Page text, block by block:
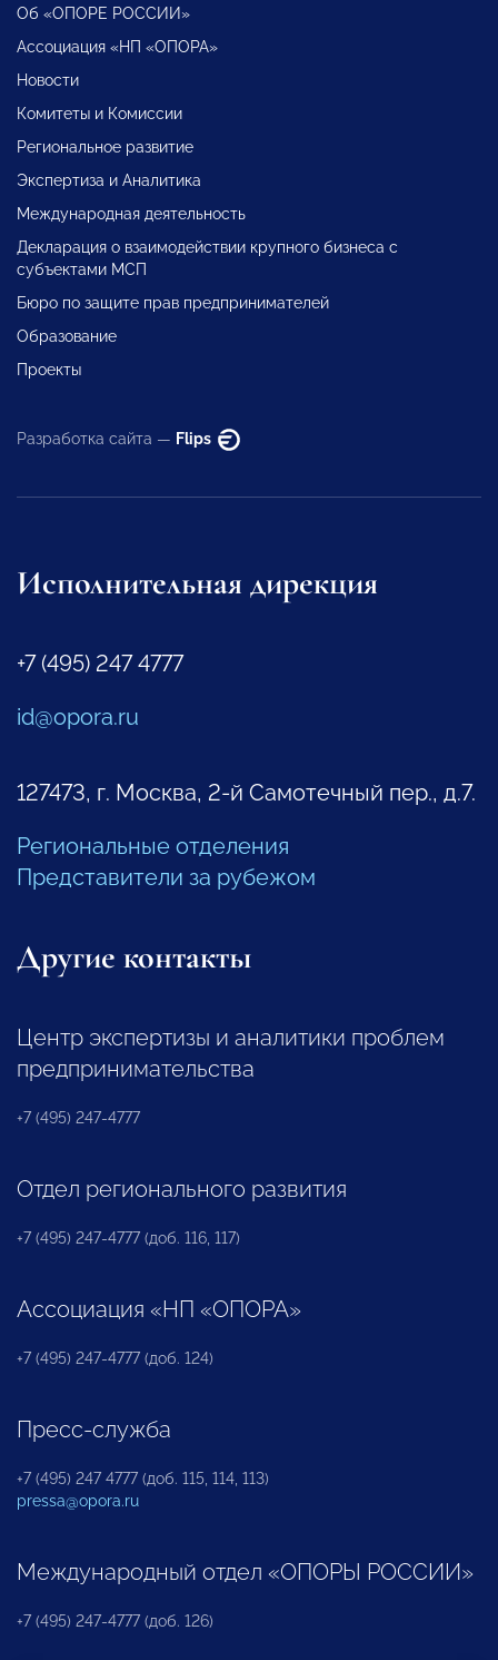
Об «ОПОРЕ РОССИИ»
Ассоциация «НП «ОПОРА»
Новости
Комитеты и Комиссии
Региональное развитие
Экспертиза и Аналитика
Международная деятельность
Декларация о взаимодействии крупного бизнеса с
субъектами МСП
Бюро по защите прав предпринимателей
Образование
Проекты
Разработка сайта — Flips
Исполнительная дирекция
+7 (495) 247 4777
id@opora.ru
127473, г. Москва, 2-й Самотечный пер., д.7.
Региональные отделения
Представители за рубежом
Другие контакты
Центр экспертизы и аналитики проблем
предпринимательства
+7 (495) 247-4777
Отдел регионального развития
+7 (495) 247-4777 (доб. 116, 117)
Ассоциация «НП «ОПОРА»
+7 (495) 247-4777 (доб. 124)
Пресс-служба
+7 (495) 247 4777 (доб. 115, 114, 113)
pressa@opora.ru
Международный отдел «ОПОРЫ РОССИИ»
+7 (495) 247-4777 (доб. 126)